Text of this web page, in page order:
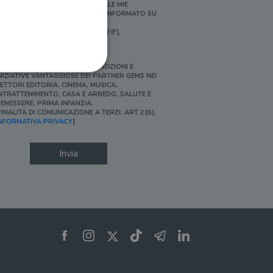
PERSONALIZZATE E IN LINEA CON LE MIE
ABITUDINI DI ACQUISTO, ESSERE INFORMATO SU
[FINALITÀ DI PROFILAZIONE, ART.2 (F),
SÌ, DESIDERO ACCEDERE A PROMOZIONI E
VANTAGGIOSE DEI PARTNER GEMS NEI
EDITORIA, CINEMA, MUSICA,
CASA E ARREDO, SALUTE E
PRIMA INFANZIA.
DI COMUNICAZIONE A TERZI, ART.2 (G),
PRIVACY]
Invia
dell'account. Il sito
per il dominio corrente.